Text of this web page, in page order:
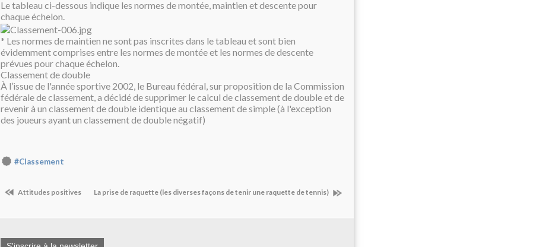
Le tableau ci-dessous indique les normes de montée, maintien et descente pour
chaque échelon.
* Les normes de maintien ne sont pas inscrites dans le tableau et sont bien
évidemment comprises entre les normes de montée et les normes de descente
prévues pour chaque échelon.
Classement de double
À l’issue de l'année sportive 2002, le Bureau fédéral, sur proposition de la Commission
fédérale de classement, a décidé de supprimer le calcul de classement de double et de
revenir à un classement de double identique au classement de simple (à l'exception
des joueurs ayant un classement de double négatif)
#Classement
Attitudes positives La prise de raquette (les diverses façons de tenir une raquette de tennis)